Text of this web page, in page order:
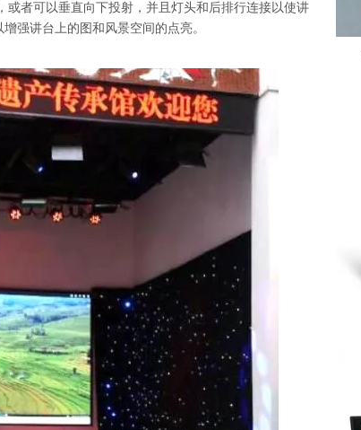
者可以垂直向下投射，并且灯头和后排行连接以使讲
强讲台上的图和风景空间的点亮。